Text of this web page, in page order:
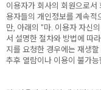
이용자가 회사의 회원으로서
용자들의 개인정보를 계속적
만, 아래의 "마. 이용자 자신
서 설명한 절차와 방법에 따
지를 요청한 경우에는 재생
추후 열람이나 이용이 불가